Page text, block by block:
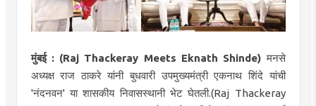
मुंबई : (Raj Thackeray Meets Eknath Shinde)मनसे
अध्यक्ष राज ठाकरे यांनी बुधवारी उपमुख्यमंत्री एकनाथ शिंदे यांची
'नंदनवन' या शासकीय निवासस्थानी भेट घेतली.(Raj Thackeray